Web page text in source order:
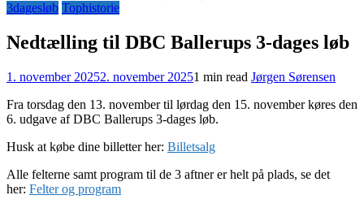
3dagesløb Tophistorie
Nedtælling til DBC Ballerups 3-dages løb
1. november 20252. november 20251 min read Jørgen Sørensen
Fra torsdag den 13. november til lørdag den 15. november køres den
6. udgave af DBC Ballerups 3-dages løb.
Husk at købe dine billetter her: Billetsalg
Alle felterne samt program til de 3 aftner er helt på plads, se det
her: Felter og program